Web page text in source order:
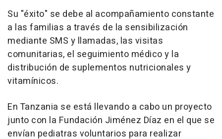
Su "éxito" se debe al acompañamiento constante
a las familias a través de la sensibilización
mediante SMS y llamadas, las visitas
comunitarias, el seguimiento médico y la
distribución de suplementos nutricionales y
vitamínicos.
En Tanzania se está llevando a cabo un proyecto
junto con la Fundación Jiménez Díaz en el que se
envían pediatras voluntarios para realizar